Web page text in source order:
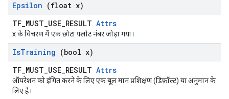
Epsilon (float x)
TF_MUST_USE_RESULT Attrs
x के विचरण में एक छोटा फ़्लोट नंबर जोड़ा गया।
IsTraining (bool x)
TF_MUST_USE_RESULT Attrs
ऑपरेशन को इंगित करने के लिए एक बूल मान प्रशिक्षण (डिफ़ॉल्ट) या अनुमान के
लिए है।